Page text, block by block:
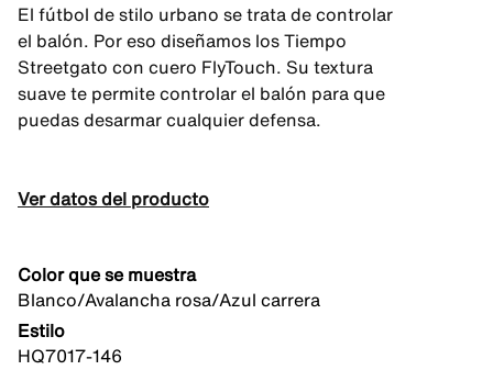
El fútbol de stilo urbano se trata de controlar
el balón. Por eso diseñamos los Tiempo
Streetgato con cuero FlyTouch. Su textura
suave te permite controlar el balón para que
puedas desarmar cualquier defensa.
Ver datos del producto
Color que se muestra
Blanco/Avalancha rosa/Azul carrera
Estilo
HQ7017-146